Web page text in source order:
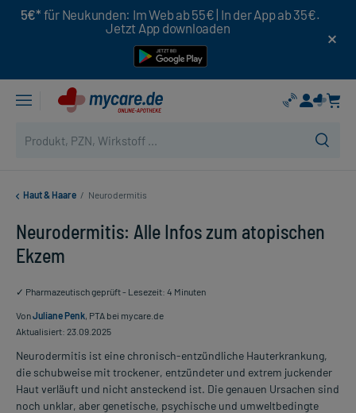
5€* für Neukunden: Im Web ab 55€ | In der App ab 35€.
Jetzt App downloaden
Haut & Haare / Neurodermitis
Neurodermitis: Alle Infos zum atopischen
Ekzem
✓ Pharmazeutisch geprüft - Lesezeit: 4 Minuten
VonJuliane Penk, PTA bei mycare.de
Aktualisiert: 23.09.2025
Neurodermitis ist eine chronisch-entzündliche Hauterkrankung,
die schubweise mit trockener, entzündeter und extrem juckender
Haut verläuft und nicht ansteckend ist. Die genauen Ursachen sind
noch unklar, aber genetische, psychische und umweltbedingte